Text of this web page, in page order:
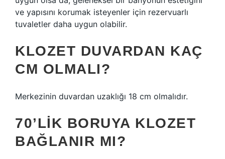
ve yapısını korumak isteyenler için rezervuarlı
tuvaletler daha uygun olabilir.
KLOZET DUVARDAN KAÇ
CM OLMALI?
Merkezinin duvardan uzaklığı 18 cm olmalıdır.
70’LIK BORUYA KLOZET
BAĞLANIR MI?